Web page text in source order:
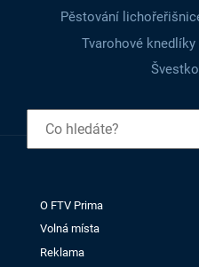
Pěstování
Tvarohové knedlíky
O FTV Prima
Volná místa
Reklama